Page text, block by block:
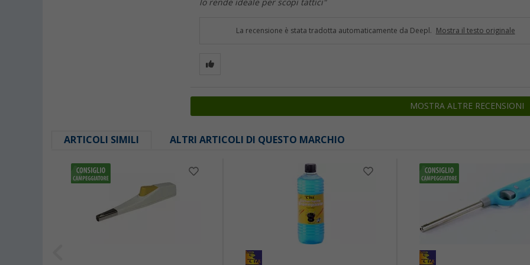
lo rende ideale per scopi tattici"
La recensione è stata tradotta automaticamente da Deepl. Mostra il testo originale
MOSTRA ALTRE RECENSIONI
ARTICOLI SIMILI ALTRI ARTICOLI DI QUESTO MARCHIO